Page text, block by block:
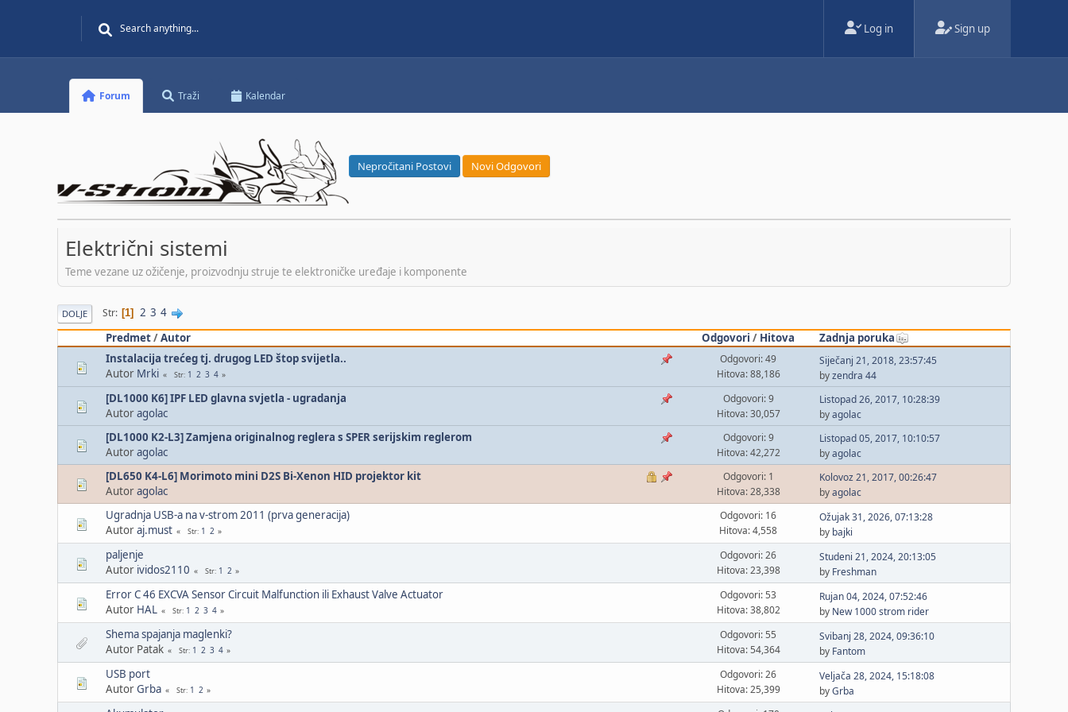
Log in Sign up
Forum Traži Kalendar
Nepročitani Postovi Novi Odgovori
Električni sistemi
Teme vezane uz ožičenje, proizvodnju struje te elektroničke uređaje i komponente
DOLJE Str 1 2 3 4
Predmet/Autor Odgovori / Hitova
Zadnja poruka
Instalacija trećeg tj. drugog LED štop svijetla..
Autor Mrki Str 1 2 3 4
Odgovori: 49
Hitova: 88,186
Siječanj 21, 2018, 23:57:45
byzendra 44
[DL1000 K6] IPF LED glavna svjetla - ugradanja
Autoragolac
Odgovori: 9
Hitova: 30,057
Listopad 26, 2017, 10:28:39
byagolac
[DL1000 K2-L3] Zamjena originalnog reglera s SPER serijskim reglerom
Autoragolac
Odgovori: 9
Hitova: 42,272
Listopad 05, 2017, 10:10:57
byagolac
[DL650 K4-L6] Morimoto mini D2S Bi-Xenon HID projektor kit
Autoragolac
Odgovori: 1
Hitova: 28,338
Kolovoz 21, 2017, 00:26:47
byagolac
Ugradnja USB-a na v-strom 2011 (prva generacija)
Autoraj.must Str 1 2
Odgovori: 16
Hitova: 4,558
Ožujak 31, 2026, 07:13:28
by bajki
paljenje
Autor ividos2110 Str 1 2
Odgovori: 26
Hitova: 23,398
Studeni 21, 2024, 20:13:05
by Freshman
Error C 46 EXCVA Sensor Circuit Malfunction ili Exhaust Valve Actuator
Autor HAL Str 1 2 3 4
Odgovori: 53
Hitova: 38,802
Rujan 04, 2024, 07:52:46
by New 1000 strom rider
Shema spajanja maglenki?
Autor Patak
Str 1 2 3 4
Odgovori: 55
Hitova: 54,364
Svibanj 28, 2024, 09:36:10
by Fantom
USB port
AutorGrba Str 1 2
Odgovori: 26
Hitova: 25,399
Veljača 28, 2024, 15:18:08
byGrba